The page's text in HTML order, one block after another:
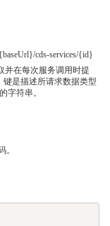
cds-services/{id}
并在每次服务调用时提
是描述所请求数据类型
字符串。
。